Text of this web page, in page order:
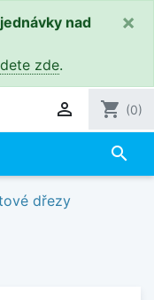
nad
zde.
×
 shopping_cart (0)
search
dřezy